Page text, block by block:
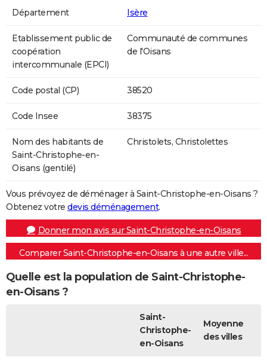
Département Isère
Etablissement public de
coopération
intercommunale (EPCI)
Communauté de communes
de l'Oisans
Code postal (CP) 38520
Code Insee 38375
Nom des habitants de
Saint-Christophe-en-
Oisans (gentilé)
Christolets, Christolettes
Vous prévoyez de déménager à Saint-Christophe-en-Oisans ?
Obtenez votre devis déménagement.
Donner mon avis sur Saint-Christophe-en-Oisans
Comparer Saint-Christophe-en-Oisans à une autre ville...
Quelle est la population de Saint-Christophe-
en-Oisans ?
Saint-
Christophe-
en-Oisans
Moyenne
des villes